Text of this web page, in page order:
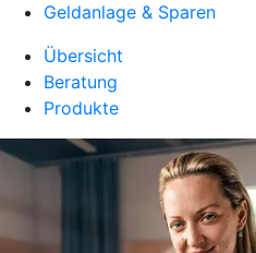
Geldanlage & Sparen
Übersicht
Beratung
Produkte